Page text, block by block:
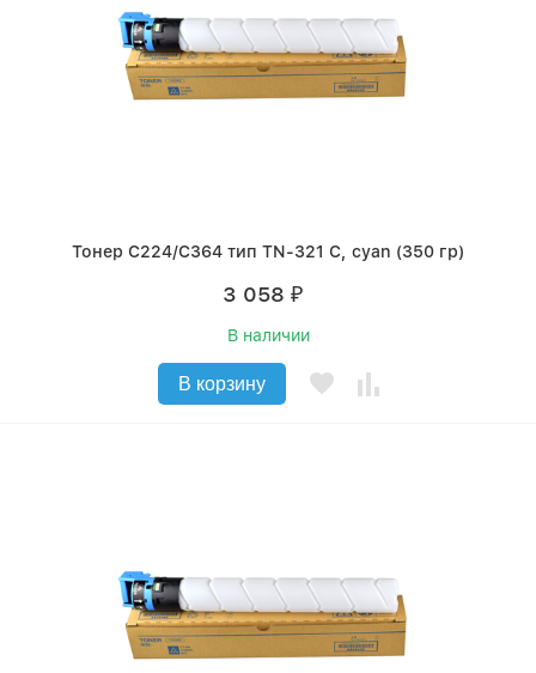
Тонер C224/C364 тип TN-321 C, cyan (350 гр)
3 058 ₽
В наличии
В корзину